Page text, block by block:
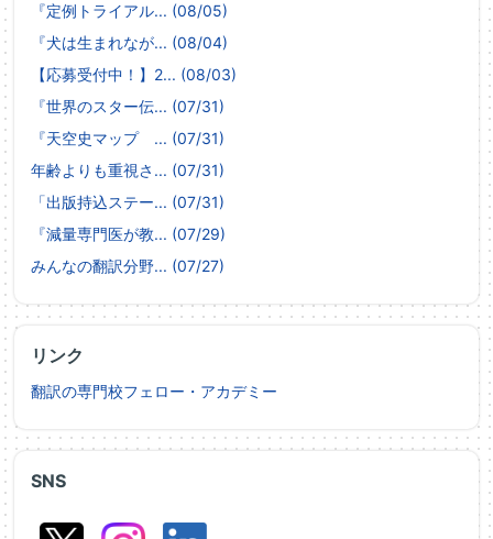
SNS
『定例トライアル... (08/05)
『犬は生まれなが... (08/04)
【応募受付中！】2... (08/03)
『世界のスター伝... (07/31)
『天空史マップ ... (07/31)
年齢よりも重視さ... (07/31)
「出版持込ステー... (07/31)
『減量専門医が教... (07/29)
みんなの翻訳分野... (07/27)
リンク
翻訳の専門校フェロー・アカデミー